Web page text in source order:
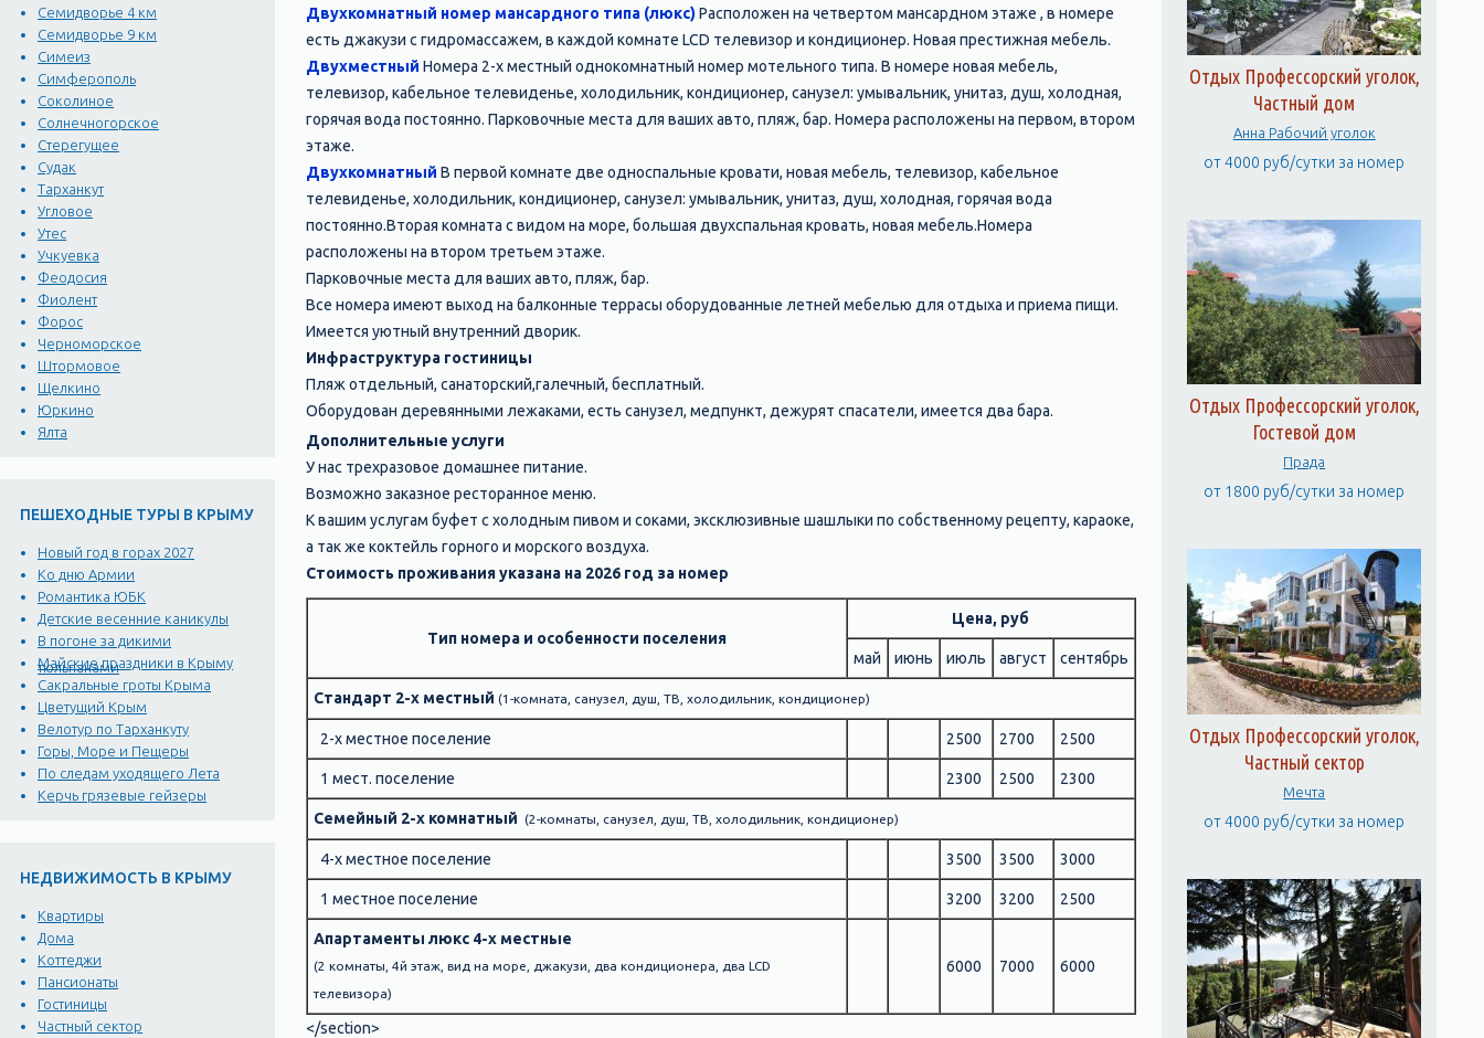
Семидворье 4 км
Семидворье 9 км
Симеиз
Симферополь
Соколиное
Солнечногорское
Стерегущее
Судак
Тарханкут
Угловое
Утес
Учкуевка
Феодосия
Фиолент
Форос
Черноморское
Штормовое
Щелкино
Юркино
Ялта
ПЕШЕХОДНЫЕ ТУРЫ В КРЫМУ
Новый год в горах 2027
Ко дню Армии
Романтика ЮБК
Детские весенние каникулы
В погоне за дикими
тюльпанами
Майские праздники в Крыму
Сакральные гроты Крыма
Цветущий Крым
Велотур по Тарханкуту
Горы, Море и Пещеры
По следам уходящего Лета
Керчь грязевые гейзеры
НЕДВИЖИМОСТЬ В КРЫМУ
Квартиры
Дома
Коттеджи
Пансионаты
Гостиницы
Частный сектор
Двухкомнатный номер мансардного типа (люкс)Расположен на четвертом мансардном этаже , в номере
есть джакузи с гидромассажем, в каждой комнате LCD телевизор и кондиционер. Новая престижная мебель.
Двухместный Номера 2-х местный однокомнатный номер мотельного типа. В номере новая мебель,
телевизор, кабельное телевиденье, холодильник, кондиционер, санузел: умывальник, унитаз, душ, холодная,
горячая вода постоянно. Парковочные места для ваших авто, пляж, бар. Номера расположены на первом, втором
этаже.
Двухкомнатный В первой комнате две односпальные кровати, новая мебель, телевизор, кабельное
телевиденье, холодильник, кондиционер, санузел: умывальник, унитаз, душ, холодная, горячая вода
постоянно.Вторая комната с видом на море, большая двухспальная кровать, новая мебель.Номера
расположены на втором третьем этаже.
Парковочные места для ваших авто, пляж, бар.
Все номера имеют выход на балконные террасы оборудованные летней мебелью для отдыха и приема пищи.
Имеется уютный внутренний дворик.
Инфраструктура гостиницы
Пляж отдельный, санаторский,галечный, бесплатный.
Оборудован деревянными лежаками, есть санузел, медпункт, дежурят спасатели, имеется два бара.
Дополнительные услуги
У нас трехразовое домашнее питание.
Возможно заказное ресторанное меню.
К вашим услугам буфет с холодным пивом и соками, эксклюзивные шашлыки по собственному рецепту, караоке,
а так же коктейль горного и морского воздуха.
Стоимость проживания указана на 2026 год за номер
Тип номера и особенности поселения
Цена, руб
май июнь июль август сентябрь
Стандарт 2-х местный (1-комната, санузел, душ, ТВ, холодильник, кондиционер)
2-х местное поселение 2500 2700 2500
1 мест. поселение 2300 2500 2300
Семейный 2-х комнатный (2-комнаты, санузел, душ, ТВ, холодильник, кондиционер)
4-х местное поселение 3500 3500 3000
1 местное поселение 3200 3200 2500
Апартаменты люкс 4-х местные
(2 комнаты, 4й этаж, вид на море, джакузи, два кондиционера, два LCD
телевизора)
6000 7000 6000
</section>
Отдых Профессорский уголок,
Частный дом
Анна Рабочий уголок
от 4000 руб/сутки за номер
Отдых Профессорский уголок,
Гостевой дом
Прада
от 1800 руб/сутки за номер
Отдых Профессорский уголок,
Частный сектор
Мечта
от 4000 руб/сутки за номер